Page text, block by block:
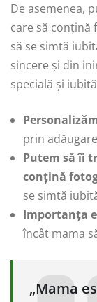
De asemenea,
care să conțină
să se simtă
sincere și din
specială și
prin
Putem să îi
conțină
se simtă
Importanța
încât mama
„Mama